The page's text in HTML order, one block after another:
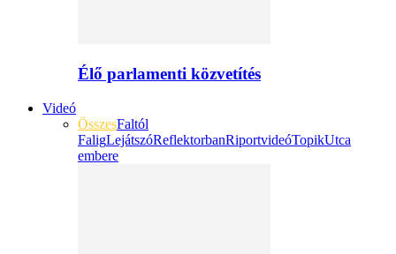
Élő parlamenti közvetítés
Videó
ÖsszesFaltól
FaligLejátszóReflektorbanRiportvideóTopikUtca
embere